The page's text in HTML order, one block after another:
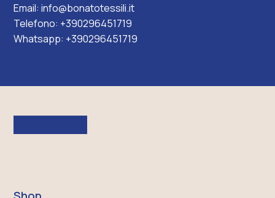
Email:info@bonatotessili.it
Telefono: +390296451719
Whatsapp: +390296451719